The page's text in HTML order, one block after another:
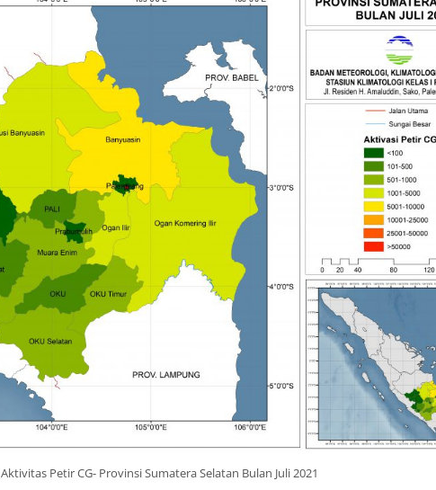
Aktivitas Petir CG- Provinsi Sumatera Selatan Bulan Juli 2021